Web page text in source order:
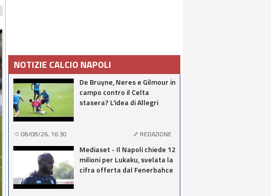
NOTIZIE CALCIO NAPOLI
De Bruyne, Neres e Gilmour in
campo contro il Celta
stasera? L'idea di Allegri
08/08/26, 16:30 REDAZIONE
Mediaset - Il Napoli chiede 12
milioni per Lukaku, svelata la
cifra offerta dal Fenerbahce